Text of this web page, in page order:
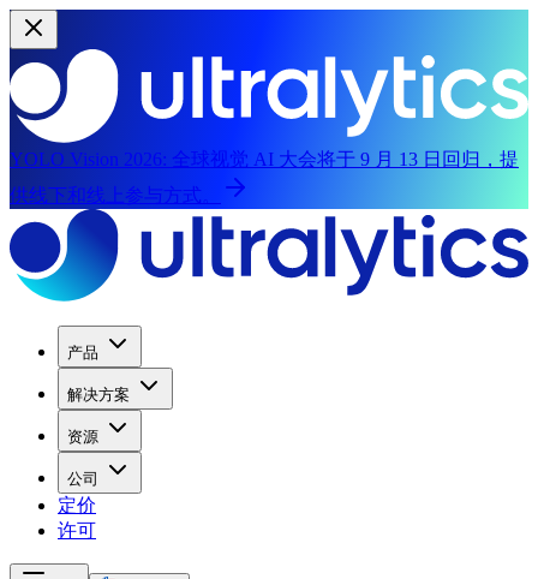
YOLO Vision 2026: 全球视觉 AI 大会将于 9 月 13 日回归，提
供线下和线上参与方式。
产品
解决方案
资源
公司
定价
许可